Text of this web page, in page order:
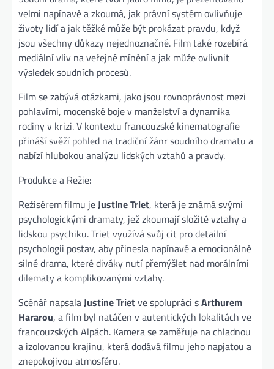
velmi napínavě a zkoumá, jak právní systém ovlivňuje
životy lidí a jak těžké může být prokázat pravdu, když
jsou všechny důkazy nejednoznačné. Film také rozebírá
mediální vliv na veřejné mínění a jak může ovlivnit
výsledek soudních procesů.
Film se zabývá otázkami, jako jsou rovnoprávnost mezi
pohlavími, mocenské boje v manželství a dynamika
rodiny v krizi. V kontextu francouzské kinematografie
přináší svěží pohled na tradiční žánr soudního dramatu a
nabízí hlubokou analýzu lidských vztahů a pravdy.
Produkce a Režie:
Režisérem filmu jeJustine Triet, která je známá svými
psychologickými dramaty, jež zkoumají složité vztahy a
lidskou psychiku. Triet využívá svůj cit pro detailní
psychologii postav, aby přinesla napínavé a emocionálně
silné drama, které diváky nutí přemýšlet nad morálními
dilematy a komplikovanými vztahy.
Scénář napsalaJustine Trietve spolupráci sArthurem
Hararou, a film byl natáčen v autentických lokalitách ve
francouzských Alpách. Kamera se zaměřuje na chladnou
a izolovanou krajinu, která dodává filmu jeho napjatou a
znepokojivou atmosféru.